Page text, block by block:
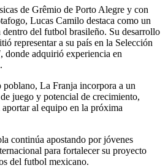
de Grêmio de Porto Alegre y con
Lucas Camilo destaca como un
del futbol brasileño. Su desarrollo
representar a su país en la Selección
donde adquirió experiencia en
La Franja incorpora a un
juego y potencial de crecimiento,
aportar al equipo en la próxima
continúa apostando por jóvenes
para fortalecer su proyecto
del futbol mexicano.